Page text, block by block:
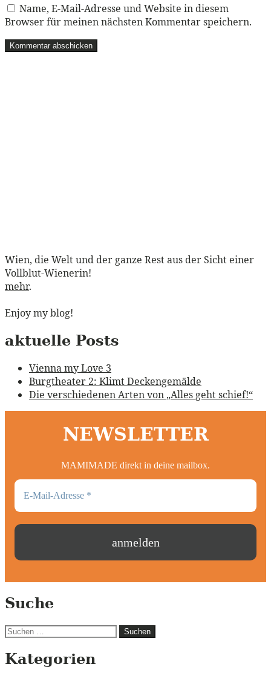
Name, E-Mail-Adresse und Website in diesem
Browser für meinen nächsten Kommentar speichern.
Wien, die Welt und der ganze Rest aus der Sicht einer
Vollblut-Wienerin!
mehr.
Enjoy my blog!
aktuelle Posts
Vienna my Love 3
Burgtheater 2: Klimt Deckengemälde
Die verschiedenen Arten von „Alles geht schief!“
NEWSLETTER
MAMIMADE direkt in deine mailbox.
Suche
Suchen
Kategorien